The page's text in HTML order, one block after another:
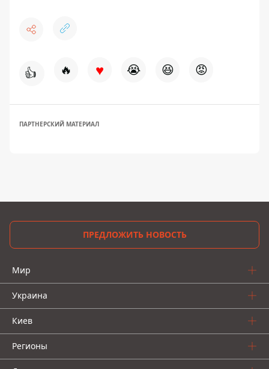
👍 🔥 ♥ 😭 😆 😡
ПАРТНЕРСКИЙ МАТЕРИАЛ
ПРЕДЛОЖИТЬ НОВОСТЬ
Мир
Украина
Киев
Регионы